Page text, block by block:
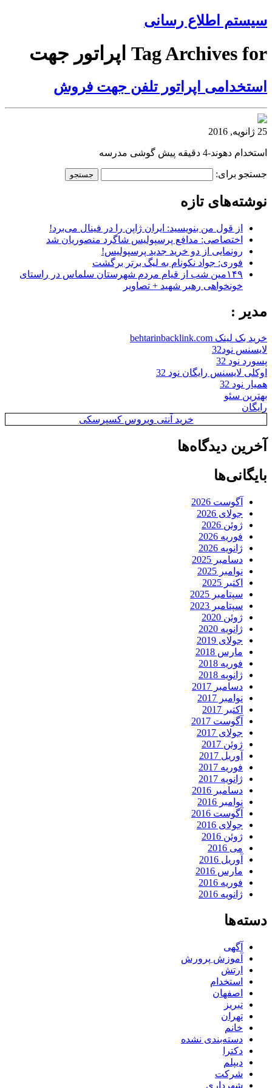
سیستم اطلاع رسانی
Tag Archives for اپراتور جهت
استخدامی اپراتور تلفن جهت فروش
25 ژانویه, 2016
استخدام دهوند-4 دقیقه پیش گوشی مدرسه
جستجو برای:
نوشته‌های تازه
از قول من بنویسید: ایران ژاپن را در فینال می‌برد!
اختصاصی: مدافع پرسپولیس شاگرد منصوریان شد
رونمایی از دو خرید جدید پرسپولیس!
فوری: جواد نکونام به لیگ برتر برگشت
۱۴۹مین شب از قیام مردم شهرستان سلماس در راستای
خونخواهی رهبر شهید + تصاویر
مدیر :
خرید بک لینک behtarinbacklink.com
لایسنس نود32
پسورد نود 32
اوکلی لایسنس رایگان نود 32
همیار نود 32
بهترین سئو
رایگان
خرید آنتی ویروس کسپرسکی
آخرین دیدگاه‌ها
بایگانی‌ها
آگوست 2026
جولای 2026
ژوئن 2026
فوریه 2026
ژانویه 2026
دسامبر 2025
نوامبر 2025
اکتبر 2025
سپتامبر 2025
سپتامبر 2023
ژوئن 2020
ژانویه 2020
جولای 2019
مارس 2018
فوریه 2018
ژانویه 2018
دسامبر 2017
نوامبر 2017
اکتبر 2017
آگوست 2017
جولای 2017
ژوئن 2017
آوریل 2017
فوریه 2017
ژانویه 2017
دسامبر 2016
نوامبر 2016
آگوست 2016
جولای 2016
ژوئن 2016
می 2016
آوریل 2016
مارس 2016
فوریه 2016
ژانویه 2016
دسته‌ها
آگهی
آموزش پرورش
ارتش
استخدام
اصفهان
تبریز
تهران
خانم
دسته‌بندی نشده
دکترا
دیپلم
شرکت
شهرداری